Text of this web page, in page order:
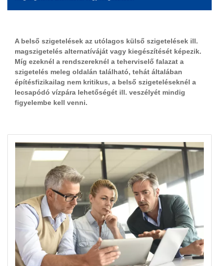
A belső szigetelések az utólagos külső szigetelések ill.
magszigetelés alternatíváját vagy kiegészítését képezik.
Míg ezeknél a rendszereknél a teherviselő falazat a
szigetelés meleg oldalán található, tehát általában
építésfizikailag nem kritikus, a belső szigeteléseknél a
lecsapódó vízpára lehetőségét ill. veszélyét mindig
figyelembe kell venni.